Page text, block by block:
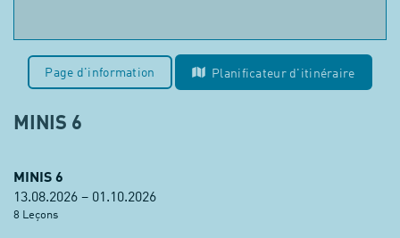
Page d'information Planificateur d'itinéraire
MINIS 6
MINIS 6
13.08.2026 – 01.10.2026
8 Leçons